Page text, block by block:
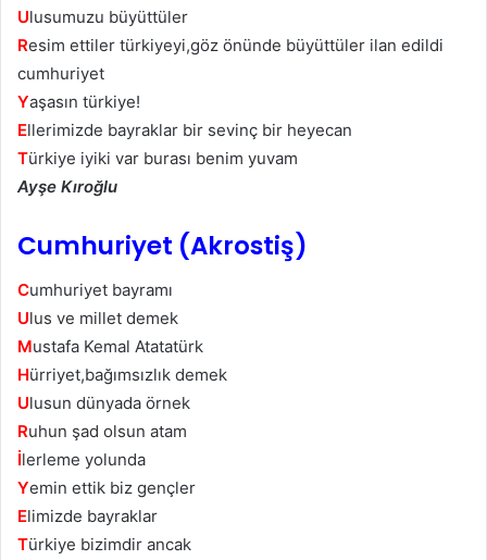
Ulusumuzu büyüttüler
Resim ettiler türkiyeyi,göz önünde büyüttüler ilan edildi
cumhuriyet
Yaşasın türkiye!
Ellerimizde bayraklar bir sevinç bir heyecan
Türkiye iyiki var burası benim yuvam
Ayşe Kıroğlu
Cumhuriyet (Akrostiş)
Cumhuriyet bayramı
Ulus ve millet demek
Mustafa Kemal Atatatürk
Hürriyet,bağımsızlık demek
Ulusun dünyada örnek
Ruhun şad olsun atam
İlerleme yolunda
Yemin ettik biz gençler
Elimizde bayraklar
Türkiye bizimdir ancak